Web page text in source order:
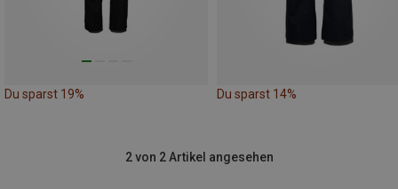
Du sparst 19% Du sparst 14%
2 von 2 Artikel angesehen